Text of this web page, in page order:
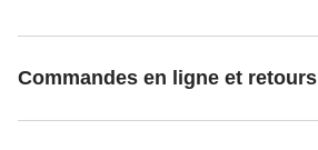
Commandes en ligne et retours